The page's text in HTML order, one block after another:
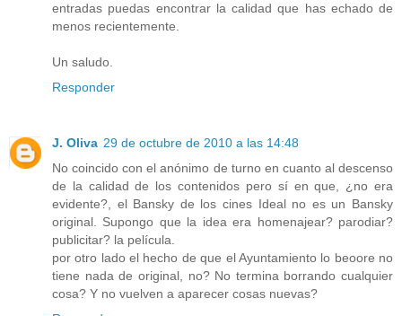
entradas puedas encontrar la calidad que has echado de
menos recientemente.
Un saludo.
Responder
J. Oliva 29 de octubre de 2010 a las 14:48
No coincido con el anónimo de turno en cuanto al descenso
de la calidad de los contenidos pero sí en que, ¿no era
evidente?, el Bansky de los cines Ideal no es un Bansky
original. Supongo que la idea era homenajear? parodiar?
publicitar? la película.
por otro lado el hecho de que el Ayuntamiento lo beoore no
tiene nada de original, no? No termina borrando cualquier
cosa? Y no vuelven a aparecer cosas nuevas?